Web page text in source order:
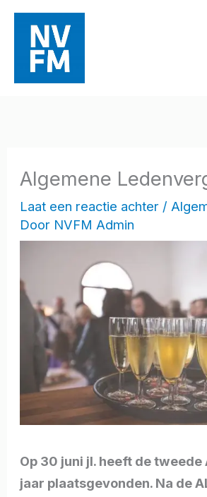
Ga
inhoud
Algemene
Laat een reactie achter /
Door NVFM Admin
Op 30 juni jl. heeft de tweede
jaar plaatsgevonden. Na de